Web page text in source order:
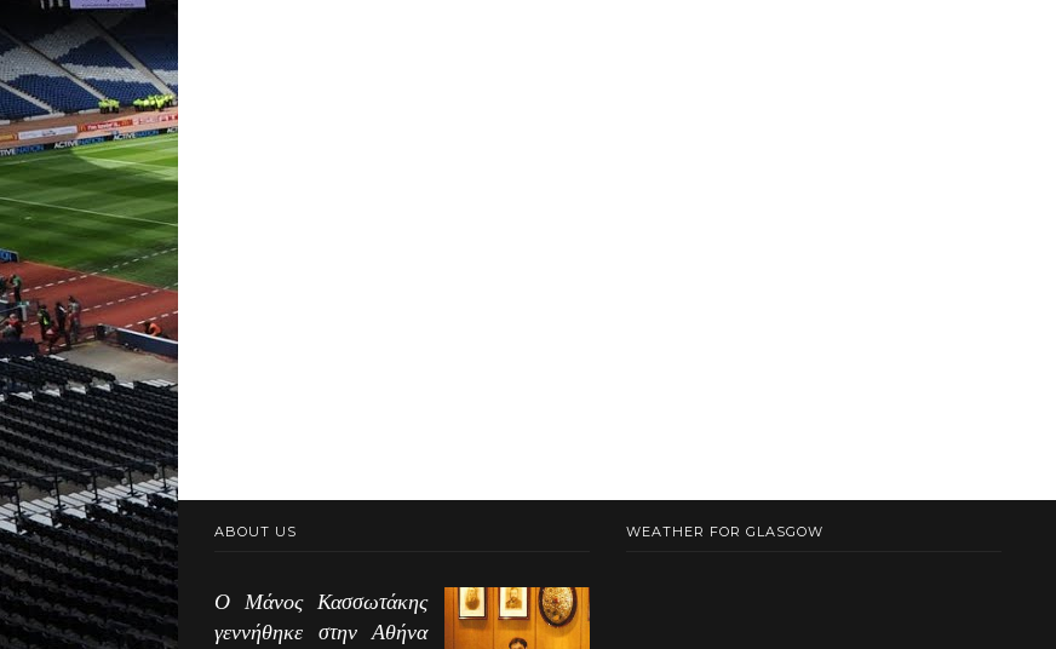
ABOUT US
Ο Μάνος Κασσωτάκης
γεννήθηκε στην Αθήνα
WEATHER FOR GLASGOW